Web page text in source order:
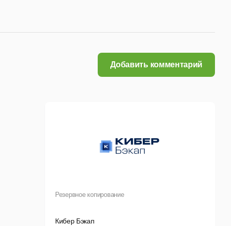
Добавить комментарий
Резервное копирование
Кибер Бэкап